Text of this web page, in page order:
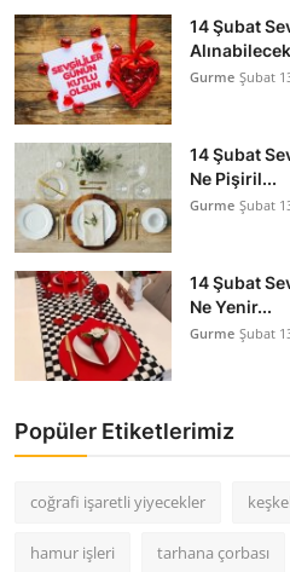
14 Şubat
Gurme Şubat
14 Şubat
Ne Pişiril...
Gurme Şubat
14 Şubat
Ne Yenir...
Gurme Şubat
Popüler Etiketlerimiz
coğrafi işaretli yiyecekler
hamur işleri tarhana çorbası